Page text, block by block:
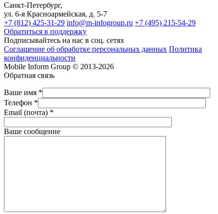
Санкт-Петербург,
ул. 6-я Красноармейская, д. 5-7
+7 (812) 425-31-29 info@m-infogroup.ru +7 (495) 215-54-29
Обратиться в поддержку
Подписывайтесь на нас в соц. сетях
Соглашение об обработке персональных данных Политика
конфиденциальности
Mobile Inform Group © 2013-2026
Обратная связь
Ваше имя *
Телефон *
Email (почта) *
Ваше сообщение